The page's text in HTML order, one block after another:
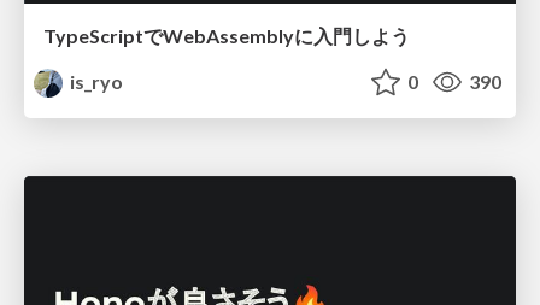
TypeScriptでWebAssemblyに入門しよう
is_ryo
0 390